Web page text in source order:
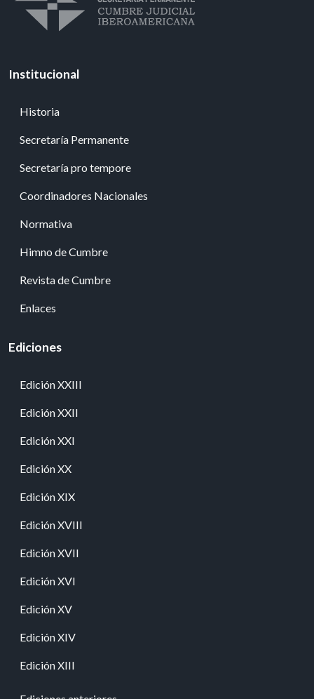
Institucional
Historia
Secretaría Permanente
Secretaría pro tempore
Coordinadores Nacionales
Normativa
Himno de Cumbre
Revista de Cumbre
Enlaces
Ediciones
Edición XXIII
Edición XXII
Edición XXI
Edición XX
Edición XIX
Edición XVIII
Edición XVII
Edición XVI
Edición XV
Edición XIV
Edición XIII